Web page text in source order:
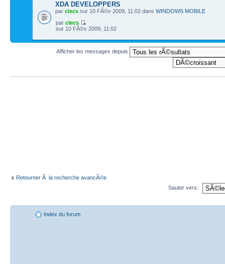
XDA DEVELOPPERS
par clecs sur 10 FÃ©v 2009, 11:02 dans WINDOWS MOBILE
par clecs
sur 10 FÃ©v 2009, 11:02
Afficher les messages depuis
Retourner Ã la recherche avancÃ©e
Sauter vers:
Index du forum